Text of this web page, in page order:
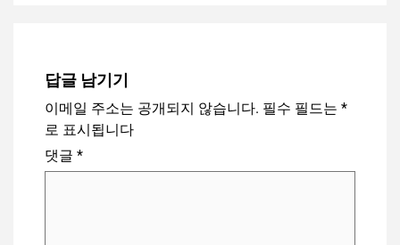
답글 남기기
이메일 주소는 공개되지 않습니다. 필수 필드는 *
로 표시됩니다
댓글 *